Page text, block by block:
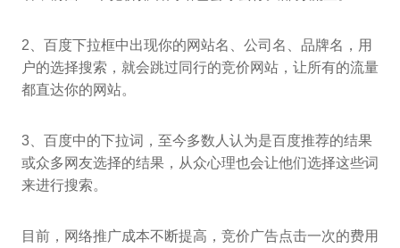
2、百度下拉框中出现你的网站名、公司名、品牌名，用
户的选择搜索，就会跳过同行的竞价网站，让所有的流量
都直达你的网站。
3、百度中的下拉词，至今多数人认为是百度推荐的结果
或众多网友选择的结果，从众心理也会让他们选择这些词
来进行搜索。
目前，网络推广成本不断提高，竞价广告点击一次的费用